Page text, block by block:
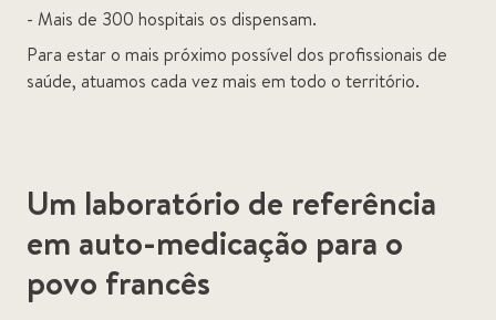
- Mais de 300 hospitais os dispensam.
Para estar o mais próximo possível dos profissionais de
saúde, atuamos cada vez mais em todo o território.
Um laboratório de referência
em auto-medicação para o
povo francês